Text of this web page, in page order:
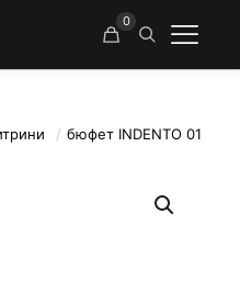
0
/ бюфет INDENTO 01